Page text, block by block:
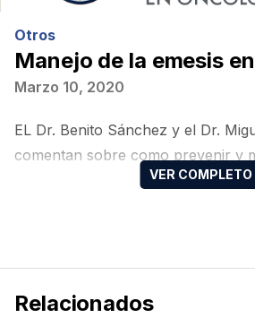
Otros
Manejo de la emesis
Marzo 10, 2020
EL Dr. Benito Sánchez y el Dr.
comentan sobre como prevenir y
el vomito en el paciente oncológico
Relacionados